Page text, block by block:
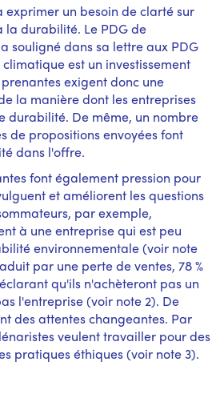
exprimer un besoin de clarté sur
la durabilité. Le PDG de
souligné dans sa lettre aux PDG
est un investissement
exigent donc une
la manière dont les entreprises
durabilité. De même, un nombre
de propositions envoyées font
dans l'offre.
font également pression pour
et améliorent les questions
par exemple,
à une entreprise qui est peu
environnementale (voir note
par une perte de ventes, 78 %
qu'ils n'achèteront pas un
l'entreprise (voir note 2). De
des attentes changeantes. Par
veulent travailler pour des
pratiques éthiques (voir note 3).